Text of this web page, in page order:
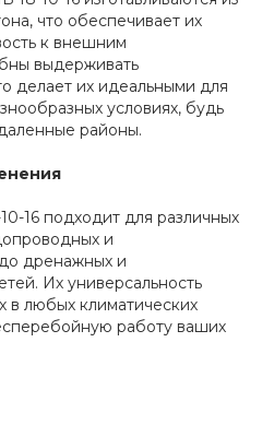
что обеспечивает их
к внешним
выдерживать
делает их идеальными для
условиях, будь
районы.
16 подходит для различных
и
дренажных и
Их универсальность
в любых климатических
работу ваших